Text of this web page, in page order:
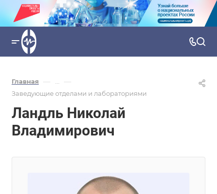
Главная — ... —
Заведующие отделами и лабораториями
Ландль Николай
Владимирович